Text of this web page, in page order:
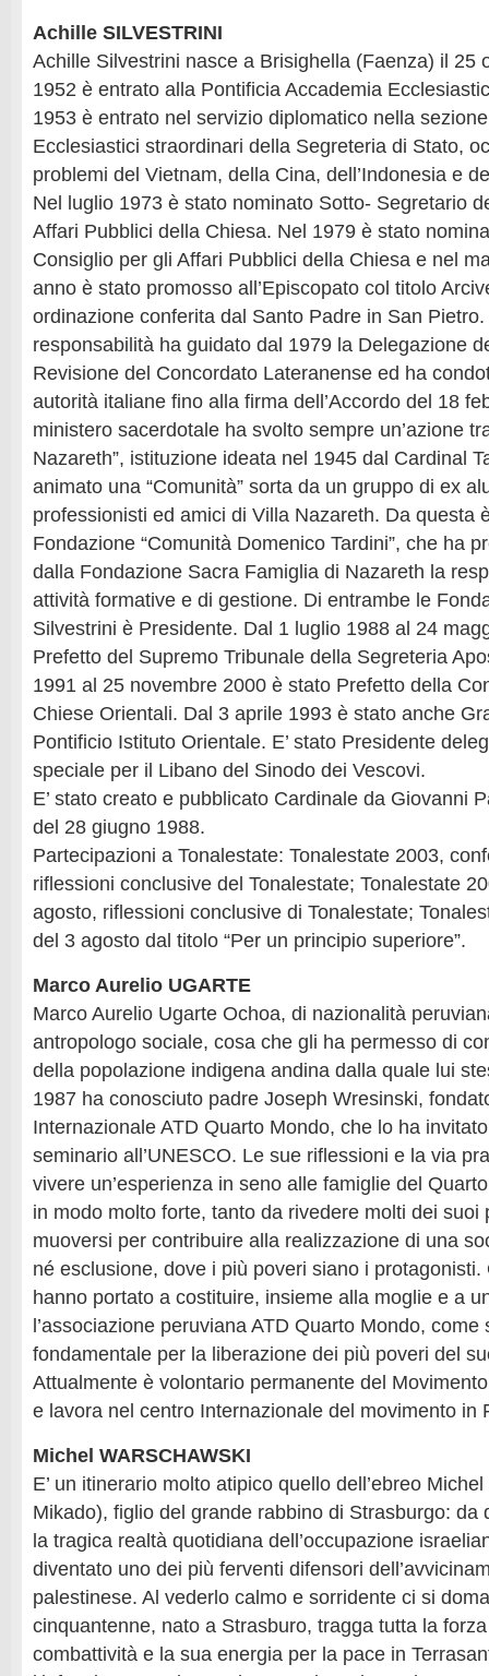
Achille SILVESTRINI
Achille Silvestrini nasce a Brisighella (Faenza) il 25
1952 è entrato alla Pontificia Accademia
1953 è entrato nel servizio diplomatico nella
Ecclesiastici straordinari della Segreteria di Stato,
problemi del Vietnam, della Cina, dell’Indonesia e
Nel luglio 1973 è stato nominato Sotto- Segretario
Affari Pubblici della Chiesa. Nel 1979 è stato
Consiglio per gli Affari Pubblici della Chiesa e nel
anno è stato promosso all’Episcopato col titolo
ordinazione conferita dal Santo Padre in San
responsabilità ha guidato dal 1979 la Delegazione
Revisione del Concordato Lateranense ed ha
autorità italiane fino alla firma dell’Accordo del 18
ministero sacerdotale ha svolto sempre un’azione
Nazareth”, istituzione ideata nel 1945 dal Cardinal
animato una “Comunità” sorta da un gruppo di ex
professionisti ed amici di Villa Nazareth. Da questa
Fondazione “Comunità Domenico Tardini”, che ha
dalla Fondazione Sacra Famiglia di Nazareth la
attività formative e di gestione. Di entrambe le
Silvestrini è Presidente. Dal 1 luglio 1988 al 24
Prefetto del Supremo Tribunale della Segreteria
1991 al 25 novembre 2000 è stato Prefetto della
Chiese Orientali. Dal 3 aprile 1993 è stato anche
Pontificio Istituto Orientale. E’ stato Presidente
speciale per il Libano del Sinodo dei Vescovi.
E’ stato creato e pubblicato Cardinale da Giovanni
del 28 giugno 1988.
Partecipazioni a Tonalestate: Tonalestate 2003,
riflessioni conclusive del Tonalestate; Tonalestate
agosto, riflessioni conclusive di Tonalestate;
del 3 agosto dal titolo “Per un principio superiore”.
Marco Aurelio UGARTE
Marco Aurelio Ugarte Ochoa, di nazionalità
antropologo sociale, cosa che gli ha permesso di
della popolazione indigena andina dalla quale lui
1987 ha conosciuto padre Joseph Wresinski,
Internazionale ATD Quarto Mondo, che lo ha
seminario all’UNESCO. Le sue riflessioni e la via
vivere un’esperienza in seno alle famiglie del
in modo molto forte, tanto da rivedere molti dei suoi
muoversi per contribuire alla realizzazione di una
né esclusione, dove i più poveri siano i
hanno portato a costituire, insieme alla moglie e a
l’associazione peruviana ATD Quarto Mondo, come
fondamentale per la liberazione dei più poveri del
Attualmente è volontario permanente del
e lavora nel centro Internazionale del movimento in
Michel WARSCHAWSKI
E’ un itinerario molto atipico quello dell’ebreo
Mikado), figlio del grande rabbino di Strasburgo: da
la tragica realtà quotidiana dell’occupazione
diventato uno dei più ferventi difensori
palestinese. Al vederlo calmo e sorridente ci si
cinquantenne, nato a Strasburo, tragga tutta la
combattività e la sua energia per la pace in